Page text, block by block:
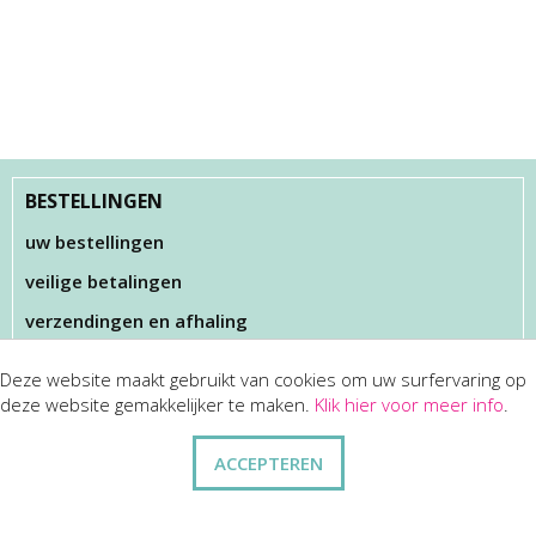
BESTELLINGEN
uw bestellingen
veilige betalingen
verzendingen en afhaling
KLANTENSERVICES
Deze website maakt gebruikt van cookies om uw surfervaring op
deze website gemakkelijker te maken. Klik hier voor meer info.
ACCEPTEREN